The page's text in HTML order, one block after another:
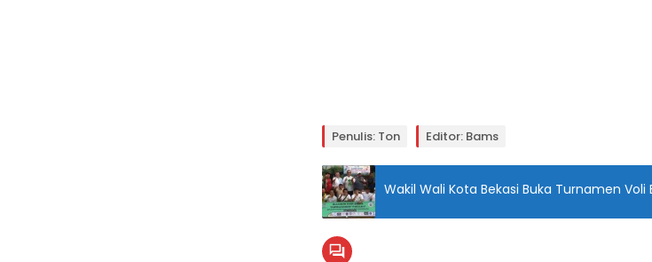
Penulis: Ton Editor: Bams
Wakil Wali Kota Bekasi Buka Turnamen